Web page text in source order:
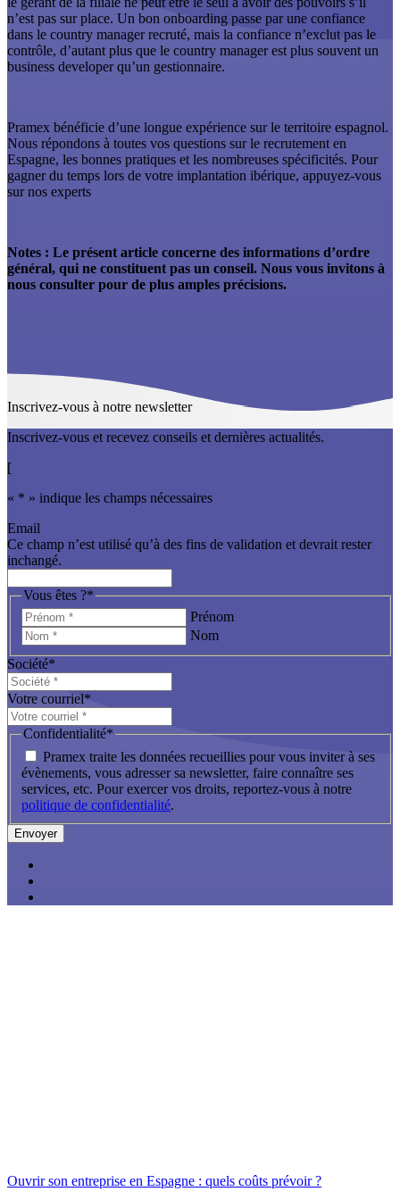
n’est pas sur place. Un bon onboarding passe par une confiance
dans le country manager recruté, mais la confiance n’exclut pas le
contrôle, d’autant plus que le country manager est plus souvent un
business developer qu’un gestionnaire.
Pramex bénéficie d’une longue expérience sur le territoire espagnol.
Nous répondons à toutes vos questions sur le recrutement en
Espagne, les bonnes pratiques et les nombreuses spécificités. Pour
gagner du temps lors de votre implantation ibérique, appuyez-vous
sur nos experts
Notes : Le présent article concerne des informations d’ordre
général, qui ne constituent pas un conseil. Nous vous invitons à
nous consulter pour de plus amples précisions.
Inscrivez-vous à notre newsletter
Inscrivez-vous et recevez conseils et dernières actualités.
[
« * » indique les champs nécessaires
Email
Ce champ n’est utilisé qu’à des fins de validation et devrait rester
inchangé.
Vous êtes ?*
Prénom
Nom
Société*
Votre courriel*
Confidentialité*
Pramex traite les données recueillies pour vous inviter à ses
évènements, vous adresser sa newsletter, faire connaître ses
services, etc. Pour exercer vos droits, reportez-vous à notre
politique de confidentialité.
Ouvrir son entreprise en Espagne : quels coûts prévoir ?